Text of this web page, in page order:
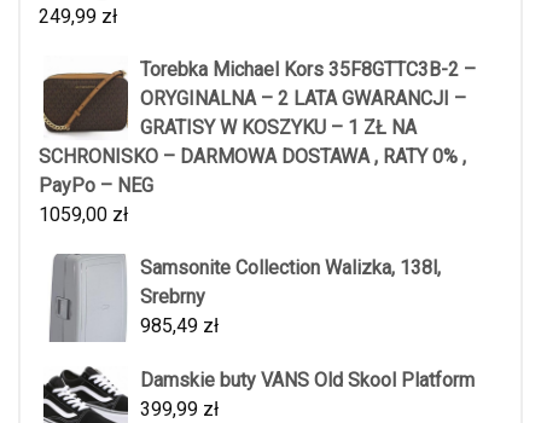
249,99 zł
Torebka Michael Kors 35F8GTTC3B-2 –
ORYGINALNA – 2 LATA GWARANCJI –
GRATISY W KOSZYKU – 1 ZŁ NA
SCHRONISKO – DARMOWA DOSTAWA , RATY 0% ,
PayPo – NEG
1059,00 zł
Samsonite Collection Walizka, 138l,
Srebrny
985,49 zł
Damskie buty VANS Old Skool Platform
399,99 zł